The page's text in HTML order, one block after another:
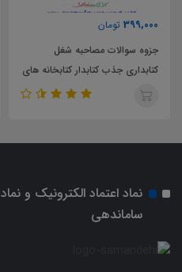
های
399,000
جزوه سوالات مصاحبه شغل
کارشناس مالی استخدامی شرکت
شمساما کمیته امداد امام خمینی
نماد اعتماد الکترونیک و نماد
ساماندهی